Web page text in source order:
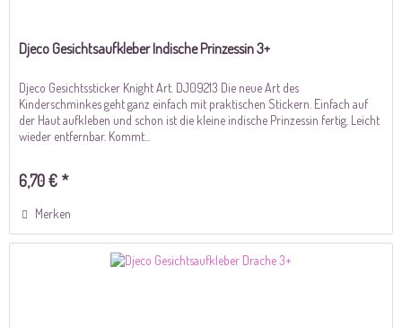
Djeco Gesichtsaufkleber Indische Prinzessin 3+
Djeco Gesichtssticker Knight Art. DJ09213 Die neue Art des
Kinderschminkes geht ganz einfach mit praktischen Stickern. Einfach auf
der Haut aufkleben und schon ist die kleine indische Prinzessin fertig. Leicht
wieder entfernbar. Kommt...
6,70 € *
Merken